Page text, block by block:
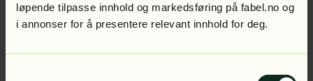
løpende tilpasse innhold og markedsføring på fabel.no og
i annonser for å presentere relevant innhold for deg.